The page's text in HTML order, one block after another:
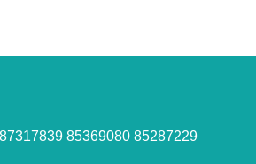
85369080 85287229